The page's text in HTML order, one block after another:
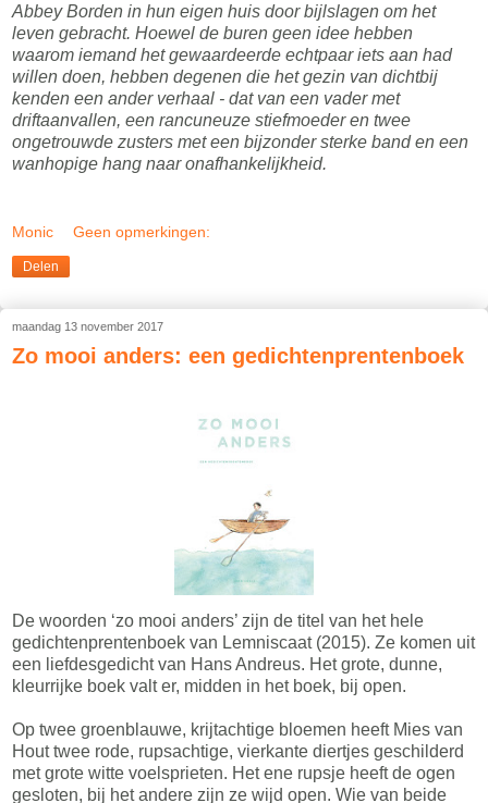
Abbey Borden in hun eigen huis door bijlslagen om het
leven gebracht. Hoewel de buren geen idee hebben
waarom iemand het gewaardeerde echtpaar iets aan had
willen doen, hebben degenen die het gezin van dichtbij
kenden een ander verhaal - dat van een vader met
driftaanvallen, een rancuneuze stiefmoeder en twee
ongetrouwde zusters met een bijzonder sterke band en een
wanhopige hang naar onafhankelijkheid.
Monic Geen opmerkingen:
Delen
maandag 13 november 2017
Zo mooi anders: een gedichtenprentenboek
De woorden ‘zo mooi anders’ zijn de titel van het hele
gedichtenprentenboek van Lemniscaat (2015). Ze komen uit
een liefdesgedicht van Hans Andreus. Het grote, dunne,
kleurrijke boek valt er, midden in het boek, bij open.
Op twee groenblauwe, krijtachtige bloemen heeft Mies van
Hout twee rode, rupsachtige, vierkante diertjes geschilderd
met grote witte voelsprieten. Het ene rupsje heeft de ogen
gesloten, bij het andere zijn ze wijd open. Wie van beide